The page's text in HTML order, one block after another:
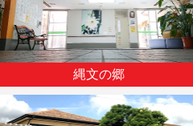
縄文の郷